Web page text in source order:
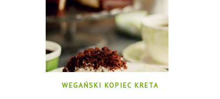
WEGAŃSKI KOPIEC KRETA